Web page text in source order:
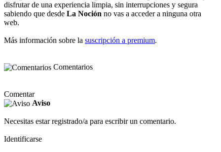
disfrutar de una experiencia limpia, sin interrupciones y segura
sabiendo que desde La Noción no vas a acceder a ninguna otra
web.
Más información sobre la suscripción a premium.
Comentarios
Comentar
Aviso
Necesitas estar registrado/a para escribir un comentario.
Identificarse